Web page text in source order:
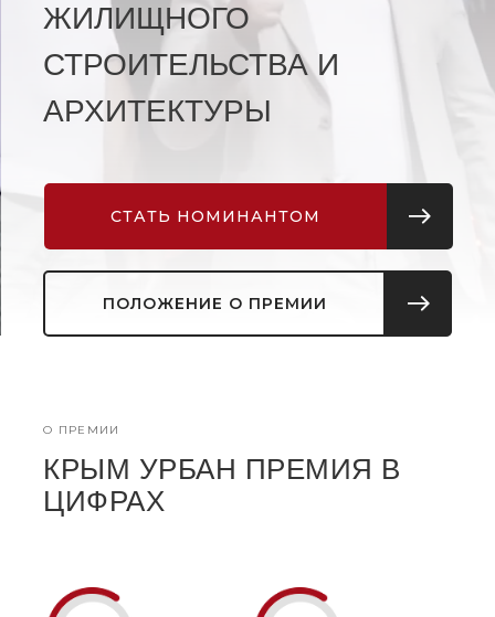
ЖИЛИЩНОГО
СТРОИТЕЛЬСТВА И
АРХИТЕКТУРЫ
СТАТЬ НОМИНАНТОМ
ПОЛОЖЕНИЕ О ПРЕМИИ
О ПРЕМИИ
КРЫМ УРБАН ПРЕМИЯ В
ЦИФРАХ